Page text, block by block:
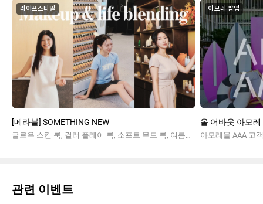
라이프스타일
[메라블] SOMETHING NEW
글로우 스킨 룩, 컬러 플레이 룩, 소프트 무드 룩, 여름메이크업
아모레 팝업
올 어바웃 아모
관련 이벤트